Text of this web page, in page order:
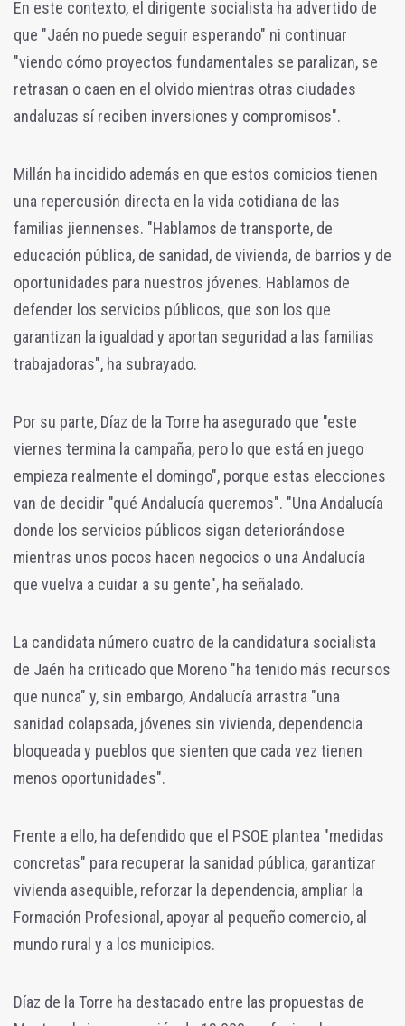
En este contexto, el dirigente socialista ha advertido de
que "Jaén no puede seguir esperando" ni continuar
"viendo cómo proyectos fundamentales se paralizan, se
retrasan o caen en el olvido mientras otras ciudades
andaluzas sí reciben inversiones y compromisos".
Millán ha incidido además en que estos comicios tienen
una repercusión directa en la vida cotidiana de las
familias jiennenses. "Hablamos de transporte, de
educación pública, de sanidad, de vivienda, de barrios y de
oportunidades para nuestros jóvenes. Hablamos de
defender los servicios públicos, que son los que
garantizan la igualdad y aportan seguridad a las familias
trabajadoras", ha subrayado.
Por su parte, Díaz de la Torre ha asegurado que "este
viernes termina la campaña, pero lo que está en juego
empieza realmente el domingo", porque estas elecciones
van de decidir "qué Andalucía queremos". "Una Andalucía
donde los servicios públicos sigan deteriorándose
mientras unos pocos hacen negocios o una Andalucía
que vuelva a cuidar a su gente", ha señalado.
La candidata número cuatro de la candidatura socialista
de Jaén ha criticado que Moreno "ha tenido más recursos
que nunca" y, sin embargo, Andalucía arrastra "una
sanidad colapsada, jóvenes sin vivienda, dependencia
bloqueada y pueblos que sienten que cada vez tienen
menos oportunidades".
Frente a ello, ha defendido que el PSOE plantea "medidas
concretas" para recuperar la sanidad pública, garantizar
vivienda asequible, reforzar la dependencia, ampliar la
Formación Profesional, apoyar al pequeño comercio, al
mundo rural y a los municipios.
Díaz de la Torre ha destacado entre las propuestas de